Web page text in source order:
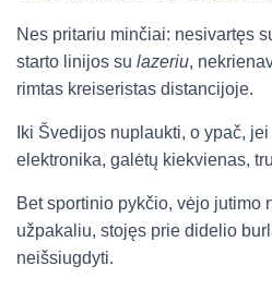
Nes pritariu minčiai: nesivartęs
starto linijos su lazeriu,
rimtas kreiseristas distancijoje.
Iki Švedijos nuplaukti, o ypač,
elektronika, galėtų kiekvienas,
Bet sportinio pykčio, vėjo jutimo
užpakaliu, stojęs prie didelio
neišsiugdyti.